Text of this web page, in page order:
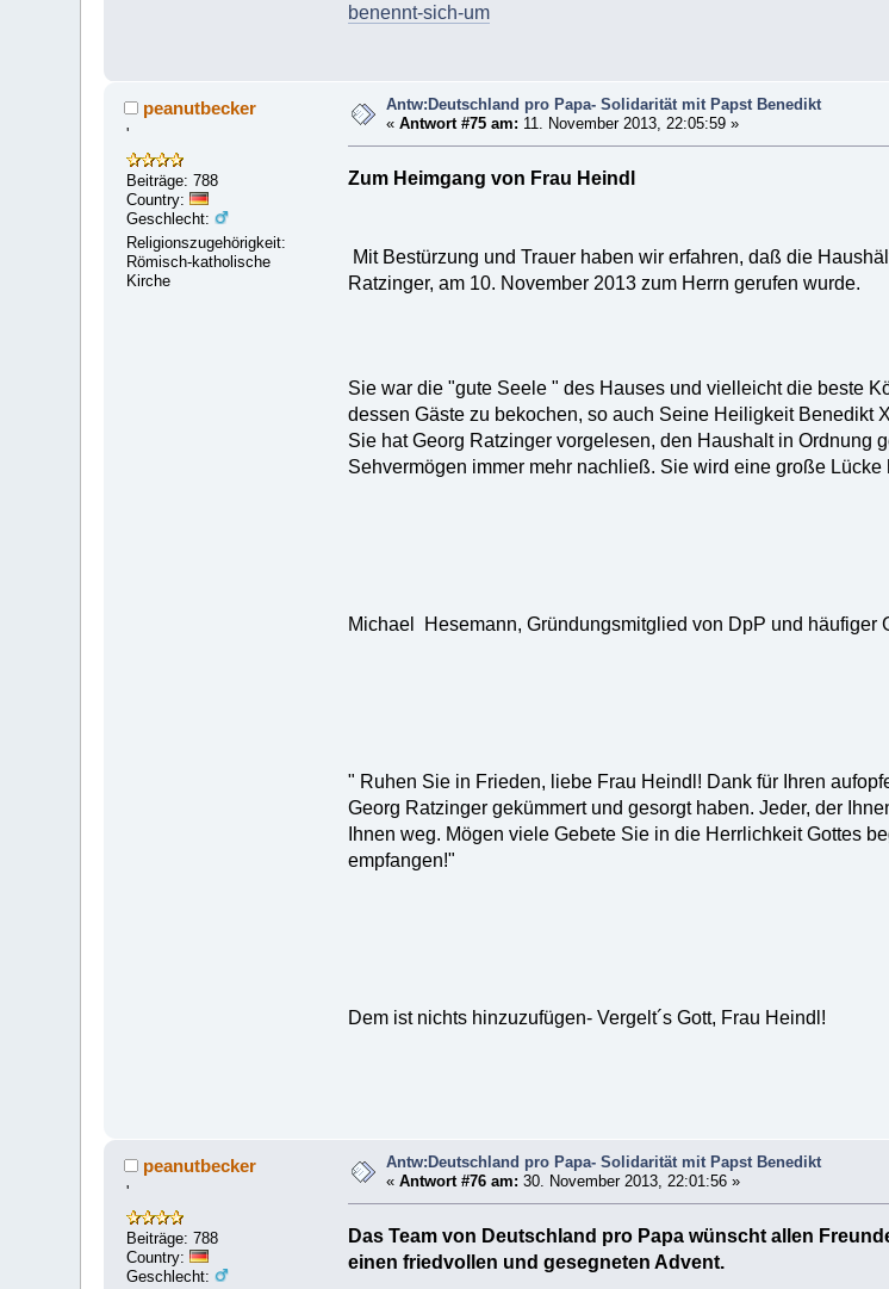
benennt-sich-um
peanutbecker
'
Beiträge: 788
Country:
Geschlecht:
Religionszugehörigkeit:
Römisch-katholische
Kirche
Antw:Deutschland pro Papa- Solidarität mit Papst Benedikt
«Antwort #75 am: 11. November 2013, 22:05:59 »
Zum Heimgang von Frau Heindl
Mit Bestürzung und Trauer haben wir erfahren, daß die
Ratzinger, am 10. November 2013 zum Herrn gerufen wurde.
Sie war die "gute Seele " des Hauses und vielleicht die beste
dessen Gäste zu bekochen, so auch Seine Heiligkeit
Sie hat Georg Ratzinger vorgelesen, den Haushalt in Ordnung
Sehvermögen immer mehr nachließ. Sie wird eine große Lücke
Michael Hesemann, Gründungsmitglied von DpP und häufiger
" Ruhen Sie in Frieden, liebe Frau Heindl! Dank für Ihren
Georg Ratzinger gekümmert und gesorgt haben. Jeder, der
Ihnen weg. Mögen viele Gebete Sie in die Herrlichkeit Gottes
empfangen!"
Dem ist nichts hinzuzufügen- Vergelt´s Gott, Frau Heindl!
peanutbecker
'
Beiträge: 788
Country:
Geschlecht:
Antw:Deutschland pro Papa- Solidarität mit Papst Benedikt
«Antwort #76 am: 30. November 2013, 22:01:56 »
Das Team von Deutschland pro Papa wünscht allen
einen friedvollen und gesegneten Advent.